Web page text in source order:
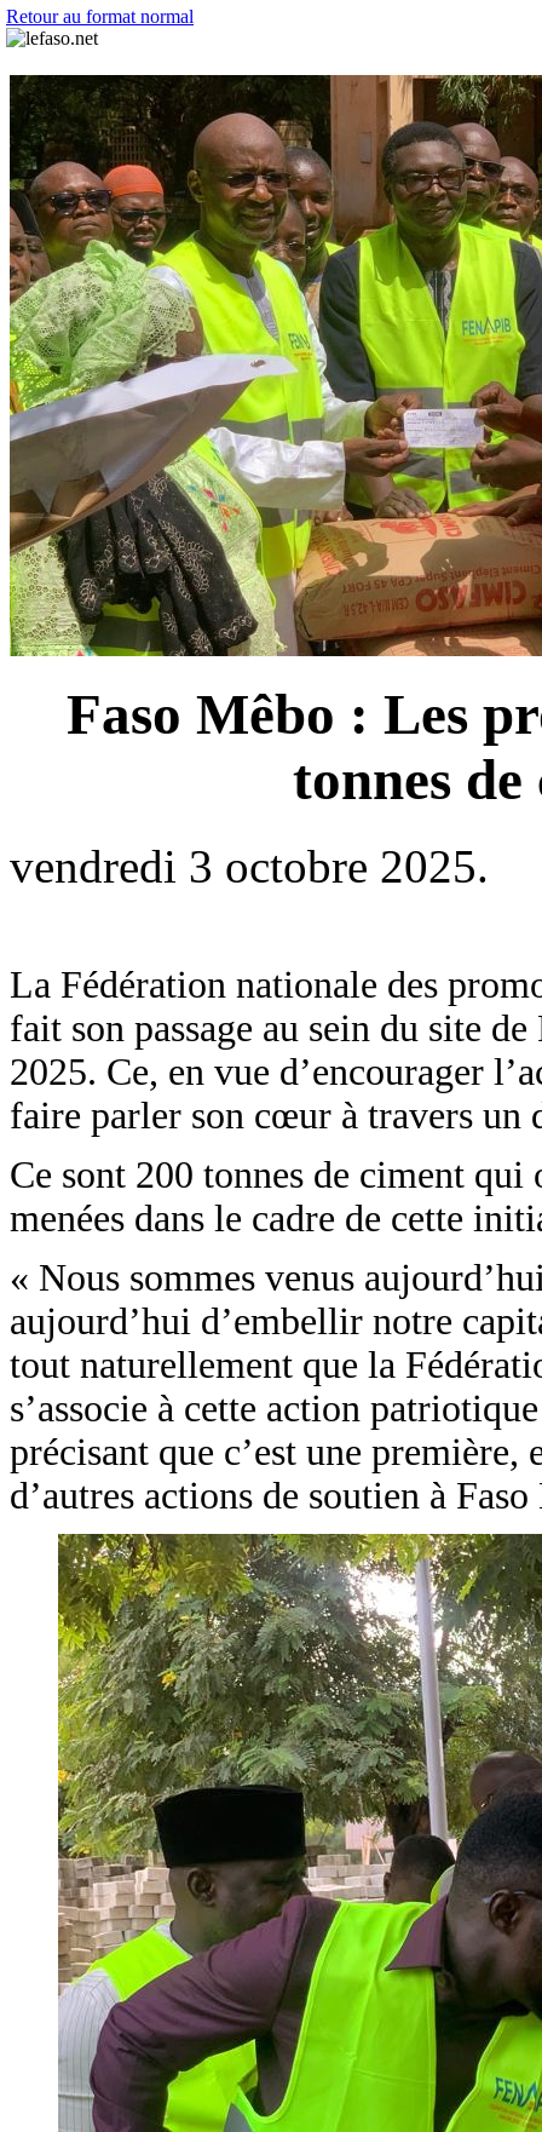
Retour au format normal
Faso Mêbo : Les
tonnes
vendredi 3 octobre 2025.
La Fédération nationale des
fait son passage au sein du site
2025. Ce, en vue d’encourager
faire parler son cœur à travers un
Ce sont 200 tonnes de ciment
menées dans le cadre de cette
« Nous sommes venus
aujourd’hui d’embellir notre
tout naturellement que la
s’associe à cette action
précisant que c’est une
d’autres actions de soutien à